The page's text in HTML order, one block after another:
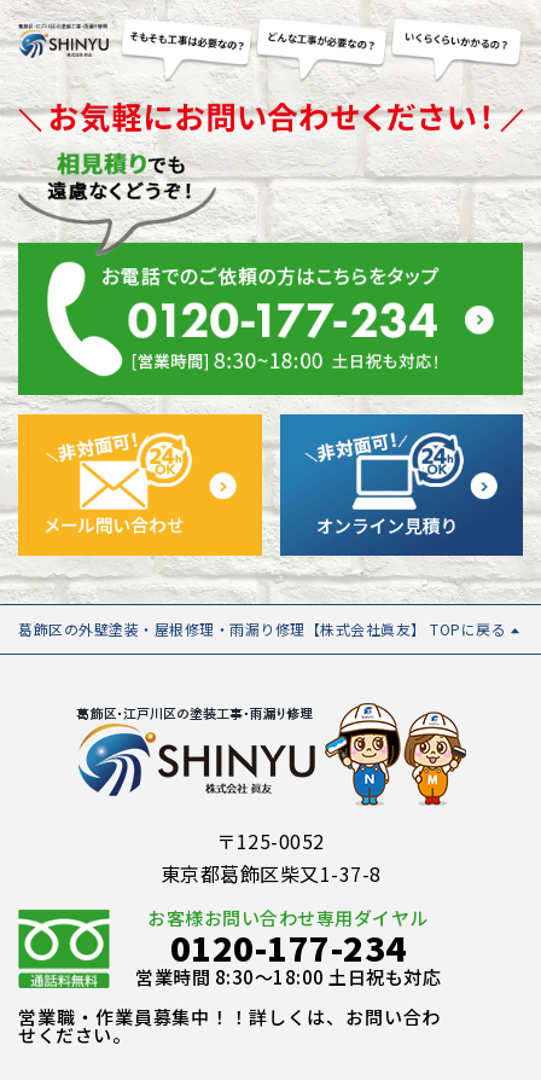
葛飾区の外壁塗装・屋根修理・雨漏り修理【株式会社眞友】 TOPに戻る
〒125-0052
東京都葛飾区柴又1-37-8
お客様お問い合わせ専用ダイヤル
0120-177-234
営業時間 8:30～18:00 土日祝も対応
営業職・作業員募集中！！詳しくは、お問い合わ
せください。